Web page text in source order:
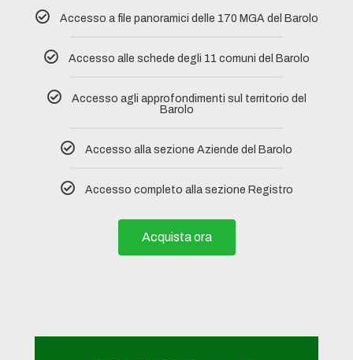
Accesso a file panoramici delle 170 MGA del Barolo
Accesso alle schede degli 11 comuni del Barolo​
Accesso agli approfondimenti sul territorio del
Barolo
Accesso alla sezione Aziende del Barolo
Accesso completo alla sezione Registro
Acquista ora